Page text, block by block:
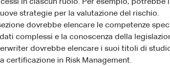
in ciascun ruolo. Per esempio,
strategie per la valutazione del rischio.
dovrebbe elencare le competenze
complessi e la conoscenza della
dovrebbe elencare i suoi titoli di
certificazione in Risk Management.